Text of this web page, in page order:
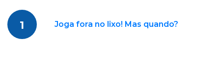
1 Joga fora no lixo! Mas quando?